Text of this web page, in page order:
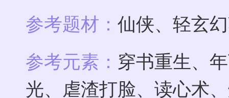
参考题材： 仙侠、轻玄
参考元素： 穿书重生、
光、虐渣打脸、读心术